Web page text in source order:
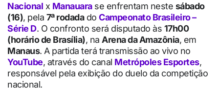
Nacional x Manauarase enfrentam neste sábado
(16), pela 7ª rodadado Campeonato Brasileiro –
Série D. O confronto será disputado às 17h00
(horário de Brasília), na Arena da Amazônia, em
Manaus. A partida terá transmissão ao vivo no
YouTube, através do canal Metrópoles Esportes,
responsável pela exibição do duelo da competição
nacional.